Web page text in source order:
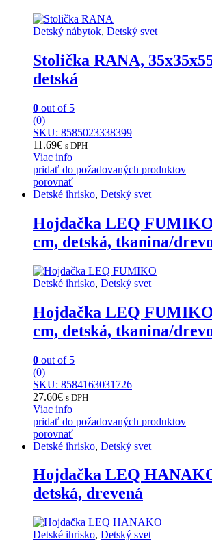
Detský nábytok, Detský svet
Stolička RANA,
detská
0 out of 5
(0)
SKU: 8585023338399
11.69€ s DPH
Viac info
pridať do požadovaných produktov
porovnať
Detské ihrisko, Detský svet
Hojdačka LEQ
cm, detská, tkanina/
Detské ihrisko, Detský svet
Hojdačka LEQ
cm, detská, tkanina/
0 out of 5
(0)
SKU: 8584163031726
27.60€ s DPH
Viac info
pridať do požadovaných produktov
porovnať
Detské ihrisko, Detský svet
Hojdačka LEQ
detská, drevená
Detské ihrisko, Detský svet